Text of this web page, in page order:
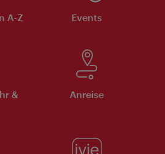
A-Z Events
&
Anreise